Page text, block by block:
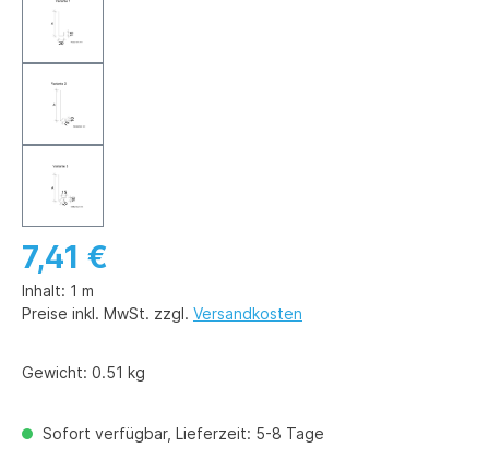
7,41 €
Inhalt: 1 m
Preise inkl. MwSt. zzgl. Versandkosten
Gewicht: 0.51 kg
Sofort verfügbar, Lieferzeit: 5-8 Tage